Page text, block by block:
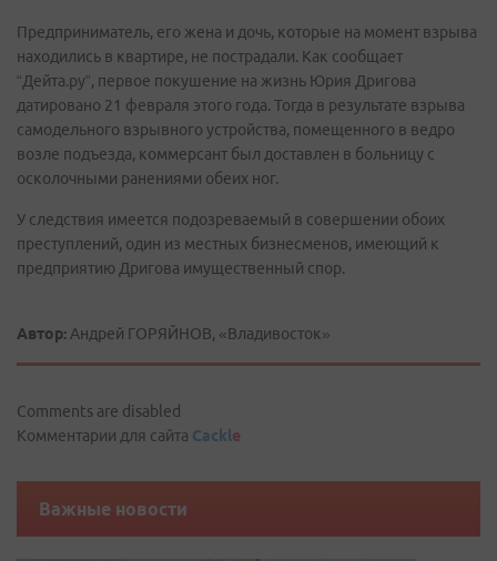
Предприниматель, его жена и дочь, которые на момент взрыва
находились в квартире, не пострадали. Как сообщает
“Дейта.ру”, первое покушение на жизнь Юрия Дригова
датировано 21 февраля этого года. Тогда в результате взрыва
самодельного взрывного устройства, помещенного в ведро
возле подъезда, коммерсант был доставлен в больницу с
осколочными ранениями обеих ног.
У следствия имеется подозреваемый в совершении обоих
преступлений, один из местных бизнесменов, имеющий к
предприятию Дригова имущественный спор.
Автор: Андрей ГОРЯЙНОВ, «Владивосток»
Comments are disabled
Комментарии для сайта Cackle
Важные новости